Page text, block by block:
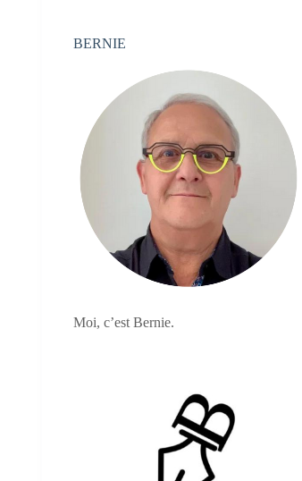
BERNIE
Moi, c’est Bernie.